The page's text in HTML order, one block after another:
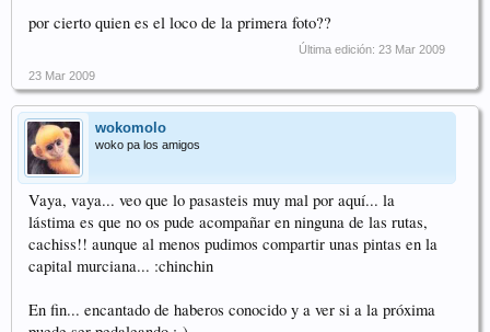
por cierto quien es el loco de la primera foto??
Última edición: 23 Mar 2009
23 Mar 2009
wokomolo
woko pa los amigos
Vaya, vaya... veo que lo pasasteis muy mal por aquí... la
lástima es que no os pude acompañar en ninguna de las rutas,
cachiss!! aunque al menos pudimos compartir unas pintas en la
capital murciana... :chinchin
En fin... encantado de haberos conocido y a ver si a la próxima